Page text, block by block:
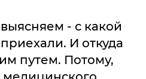
- с какой
И откуда
путем. Потому,